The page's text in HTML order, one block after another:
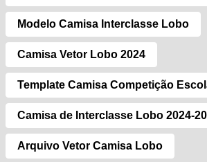
Modelo Camisa Interclasse Lobo
Camisa Vetor Lobo 2024
Template Camisa Competição
Camisa de Interclasse Lobo 2024-
Arquivo Vetor Camisa Lobo